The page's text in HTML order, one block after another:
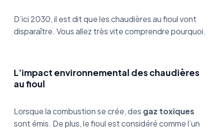
D’ici 2030, il est dit que les chaudières au fioul vont
disparaître. Vous allez très vite comprendre pourquoi.
L’impact environnemental des chaudières
au fioul
Lorsque la combustion se crée, des gaz toxiques
sont émis. De plus, le fioul est considéré comme l’un